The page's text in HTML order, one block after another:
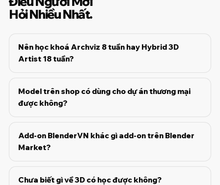
Hỏi Nhiều Nhất.
Nên học khoá Archviz 8 tuần hay Hybrid 3D
Artist 18 tuần?
Model trên shop có dùng cho dự án thương mại
được không?
Add-on BlenderVN khác gì add-on trên Blender
Market?
Chưa biết gì về 3D có học được không?